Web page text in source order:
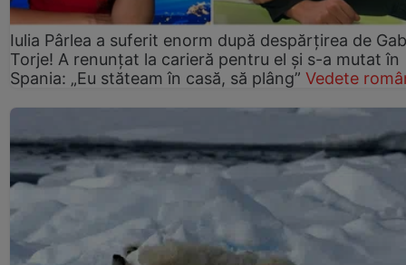
Iulia Pârlea a suferit enorm după despărțirea de
Torje! A renunțat la carieră pentru el și s-a mutat în
Spania: „Eu stăteam în casă, să plâng” Vedete